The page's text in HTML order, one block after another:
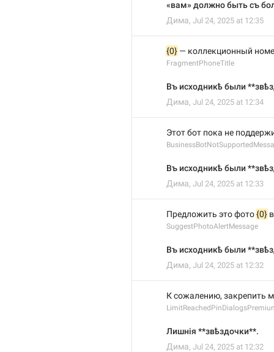
«вам» должно быть съ
Дима, Jul 24, 2025 at 12:35
{0} — коллекционный
FragmentPhoneTitle
Въ исходникѣ были
Дима, Jul 24, 2025 at 12:34
Этот бот пока не
Въ исходникѣ были
Дима, Jul 24, 2025 at 12:33
Предложить это фото {0}
SuggestPhotoAlertMessage
Въ исходникѣ были
Дима, Jul 24, 2025 at 12:32
К сожалению, закрепить
Лишнія **звѣздочки**.
Дима, Jul 24, 2025 at 12:32